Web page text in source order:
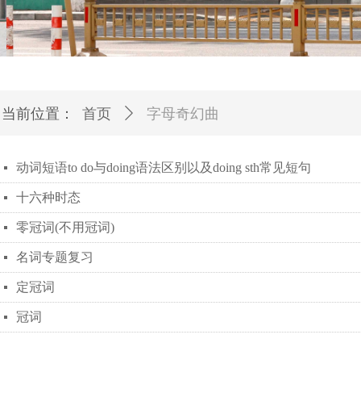
当前位置： 首页 ꄲ 字母奇幻曲
넷 动词短语to do与doing语法区别以及doing sth常见短句
넷 十六种时态
넷 零冠词(不用冠词)
넷 名词专题复习
넷 定冠词
넷 冠词